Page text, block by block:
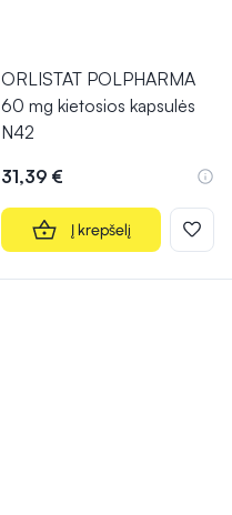
ORLISTAT POLPHARMA
60 mg kietosios kapsulės
N42
31,39 €
Į krepšelį